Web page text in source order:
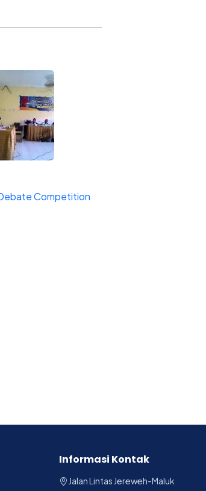
Competition
Informasi Kontak
Jalan Lintas Jereweh-Maluk